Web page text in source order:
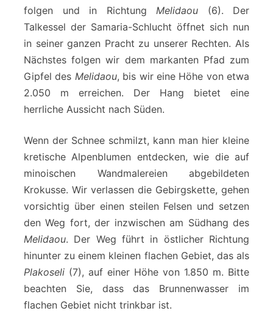
folgen und in Richtung Melidaou (6). Der
Talkessel der Samaria-Schlucht öffnet sich nun
in seiner ganzen Pracht zu unserer Rechten. Als
Nächstes folgen wir dem markanten Pfad zum
Gipfel des Melidaou, bis wir eine Höhe von etwa
2.050 m erreichen. Der Hang bietet eine
herrliche Aussicht nach Süden.
Wenn der Schnee schmilzt, kann man hier kleine
kretische Alpenblumen entdecken, wie die auf
minoischen Wandmalereien abgebildeten
Krokusse. Wir verlassen die Gebirgskette, gehen
vorsichtig über einen steilen Felsen und setzen
den Weg fort, der inzwischen am Südhang des
Melidaou. Der Weg führt in östlicher Richtung
hinunter zu einem kleinen flachen Gebiet, das als
Plakoseli (7), auf einer Höhe von 1.850 m. Bitte
beachten Sie, dass das Brunnenwasser im
flachen Gebiet nicht trinkbar ist.